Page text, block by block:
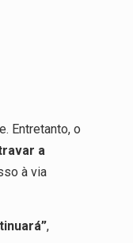
Entretanto, o
a
à via
,